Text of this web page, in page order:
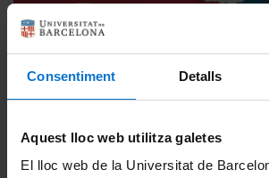
Consentiment Detalls
Aquest lloc web utilitza galetes
El lloc web de la Universitat de
Punt d'Atenció a l'Usuari.